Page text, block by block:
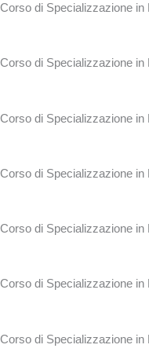
Corso di Specializzazione
Corso di Specializzazione
Corso di Specializzazione
Corso di Specializzazione
Corso di Specializzazione
Corso di Specializzazione
Corso di Specializzazione